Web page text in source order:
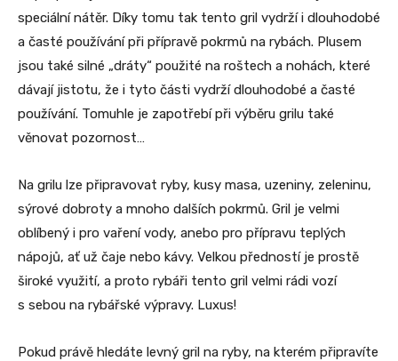
speciální nátěr. Díky tomu tak tento gril vydrží i dlouhodobé
a časté používání při přípravě pokrmů na rybách. Plusem
jsou také silné „dráty“ použité na roštech a nohách, které
dávají jistotu, že i tyto části vydrží dlouhodobé a časté
používání. Tomuhle je zapotřebí při výběru grilu také
věnovat pozornost…
Na grilu lze připravovat ryby, kusy masa, uzeniny, zeleninu,
sýrové dobroty a mnoho dalších pokrmů. Gril je velmi
oblíbený i pro vaření vody, anebo pro přípravu teplých
nápojů, ať už čaje nebo kávy. Velkou předností je prostě
široké využití, a proto rybáři tento gril velmi rádi vozí
s sebou na rybářské výpravy. Luxus!
Pokud právě hledáte levný gril na ryby, na kterém připravíte